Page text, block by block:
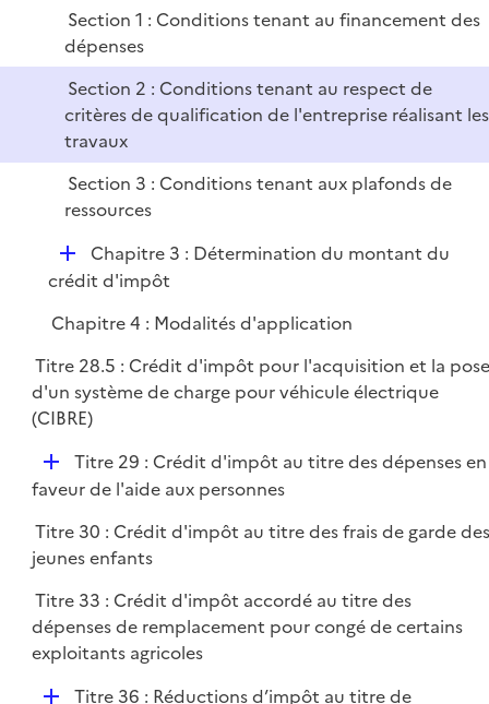
r
i
e
r
p
l
e
Section 1 : Conditions tenant au financement des
dépenses
Section 2 : Conditions tenant au respect de
critères de qualification de l'entreprise réalisant les
travaux
Section 3 : Conditions tenant aux plafonds de
ressources
D
é
l
i
e
r
Chapitre 3 : Détermination du montant du
crédit d'impôt
Chapitre 4 : Modalités d'application
Titre 28.5 : Crédit d'impôt pour l'acquisition et la
d'un système de charge pour véhicule électrique
(CIBRE)
D
é
l
i
e
r
Titre 29 : Crédit d'impôt au titre des dépenses en
faveur de l'aide aux personnes
Titre 30 : Crédit d'impôt au titre des frais de garde
jeunes enfants
Titre 33 : Crédit d'impôt accordé au titre des
dépenses de remplacement pour congé de certains
exploitants agricoles
DTitre 36 : Réductions d’impôt au titre de